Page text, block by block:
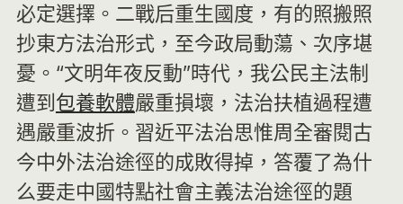
必定選擇。二戰后重生國度，有的照搬照
抄東方法治形式，至今政局動蕩、次序堪
憂。“文明年夜反動”時代，我公民主法制
遭到 包養軟體嚴重損壞，法治扶植過程遭
遇嚴重波折。習近平法治思惟周全審閱古
今中外法治途徑的成敗得掉，答覆了為什
么要走中國特點社會主義法治途徑的題